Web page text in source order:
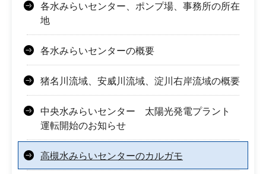
各水みらいセンター、ポンプ場、事務所の所在
地
各水みらいセンターの概要
猪名川流域、安威川流域、淀川右岸流域の概要
中央水みらいセンター 太陽光発電プラント
運転開始のお知らせ
高槻水みらいセンターのカルガモ